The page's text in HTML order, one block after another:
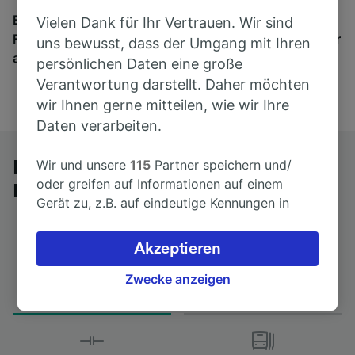
Egal, wohin die Reise geht – starten Sie mit uns.
Finden Sie hier Fahrkarten für Verbindungen von mehr
als 170 Bahn- und Busunternehmen.
Mit dem Fernbus von Paris Gare de
Lyon nach St-Étienne Carnot
Erster und letzter Bus
Vielen Dank für Ihr Vertrauen. Wir sind
uns bewusst, dass der Umgang mit Ihren
persönlichen Daten eine große
Verantwortung darstellt. Daher möchten
wir Ihnen gerne mitteilen, wie wir Ihre
Daten verarbeiten.
Wir und unsere115 Partner speichern und/
oder greifen auf Informationen auf einem
Gerät zu, z.B. auf eindeutige Kennungen in
verarbeiten. Sie können Ihre Präferenzen
akzeptieren oder verwalten, einschließlich
Ihres Widerspruchsrechts bei berechtigtem
besuchen Sie jederzeit die Seite der
Datenschutzrichtlinie. Diese Präferenzen
Zwecke anzeigen
Akzeptieren